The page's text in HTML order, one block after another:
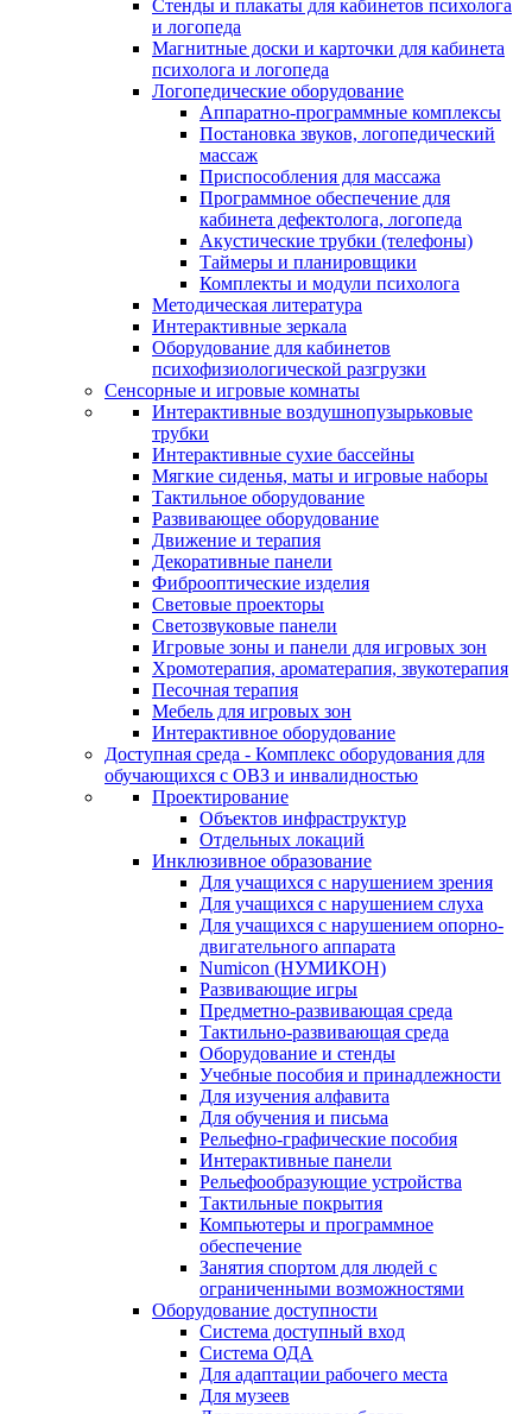
Стенды и плакаты для кабинетов психолога
и логопеда
Магнитные доски и карточки для кабинета
психолога и логопеда
Логопедические оборудование
Аппаратно-программные комплексы
Постановка звуков, логопедический
массаж
Приспособления для массажа
Программное обеспечение для
кабинета дефектолога, логопеда
Акустические трубки (телефоны)
Таймеры и планировщики
Комплекты и модули психолога
Методическая литература
Интерактивные зеркала
Оборудование для кабинетов
психофизиологической разгрузки
Сенсорные и игровые комнаты
Интерактивные воздушнопузырьковые
трубки
Интерактивные сухие бассейны
Мягкие сиденья, маты и игровые наборы
Тактильное оборудование
Развивающее оборудование
Движение и терапия
Декоративные панели
Фиброоптические изделия
Световые проекторы
Светозвуковые панели
Игровые зоны и панели для игровых зон
Хромотерапия, ароматерапия, звукотерапия
Песочная терапия
Мебель для игровых зон
Интерактивное оборудование
Доступная среда - Комплекс оборудования для
обучающихся с ОВЗ и инвалидностью
Проектирование
Объектов инфраструктур
Отдельных локаций
Инклюзивное образование
Для учащихся с нарушением зрения
Для учащихся с нарушением слуха
Для учащихся с нарушением опорно-
двигательного аппарата
Numicon (НУМИКОН)
Развивающие игры
Предметно-развивающая среда
Тактильно-развивающая среда
Оборудование и стенды
Учебные пособия и принадлежности
Для изучения алфавита
Для обучения и письма
Рельефно-графические пособия
Интерактивные панели
Рельефообразующие устройства
Тактильные покрытия
Компьютеры и программное
обеспечение
Занятия спортом для людей с
ограниченными возможностями
Оборудование доступности
Система доступный вход
Система ОДА
Для адаптации рабочего места
Для музеев